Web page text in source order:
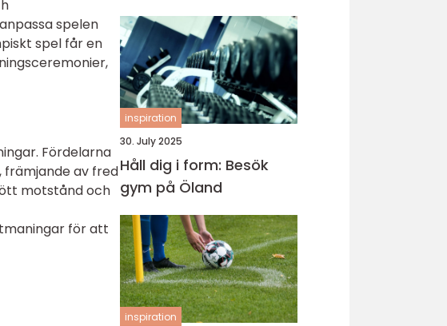
spelen
spel får en
Fördelarna
av fred
motstånd och
för att
inspiration
30. July 2025
Håll dig i form: Besök
gym på Öland
inspiration